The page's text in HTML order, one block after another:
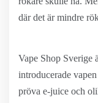
där det är mindre
Vape Shop Sverige
introducerade
pröva e-juice och